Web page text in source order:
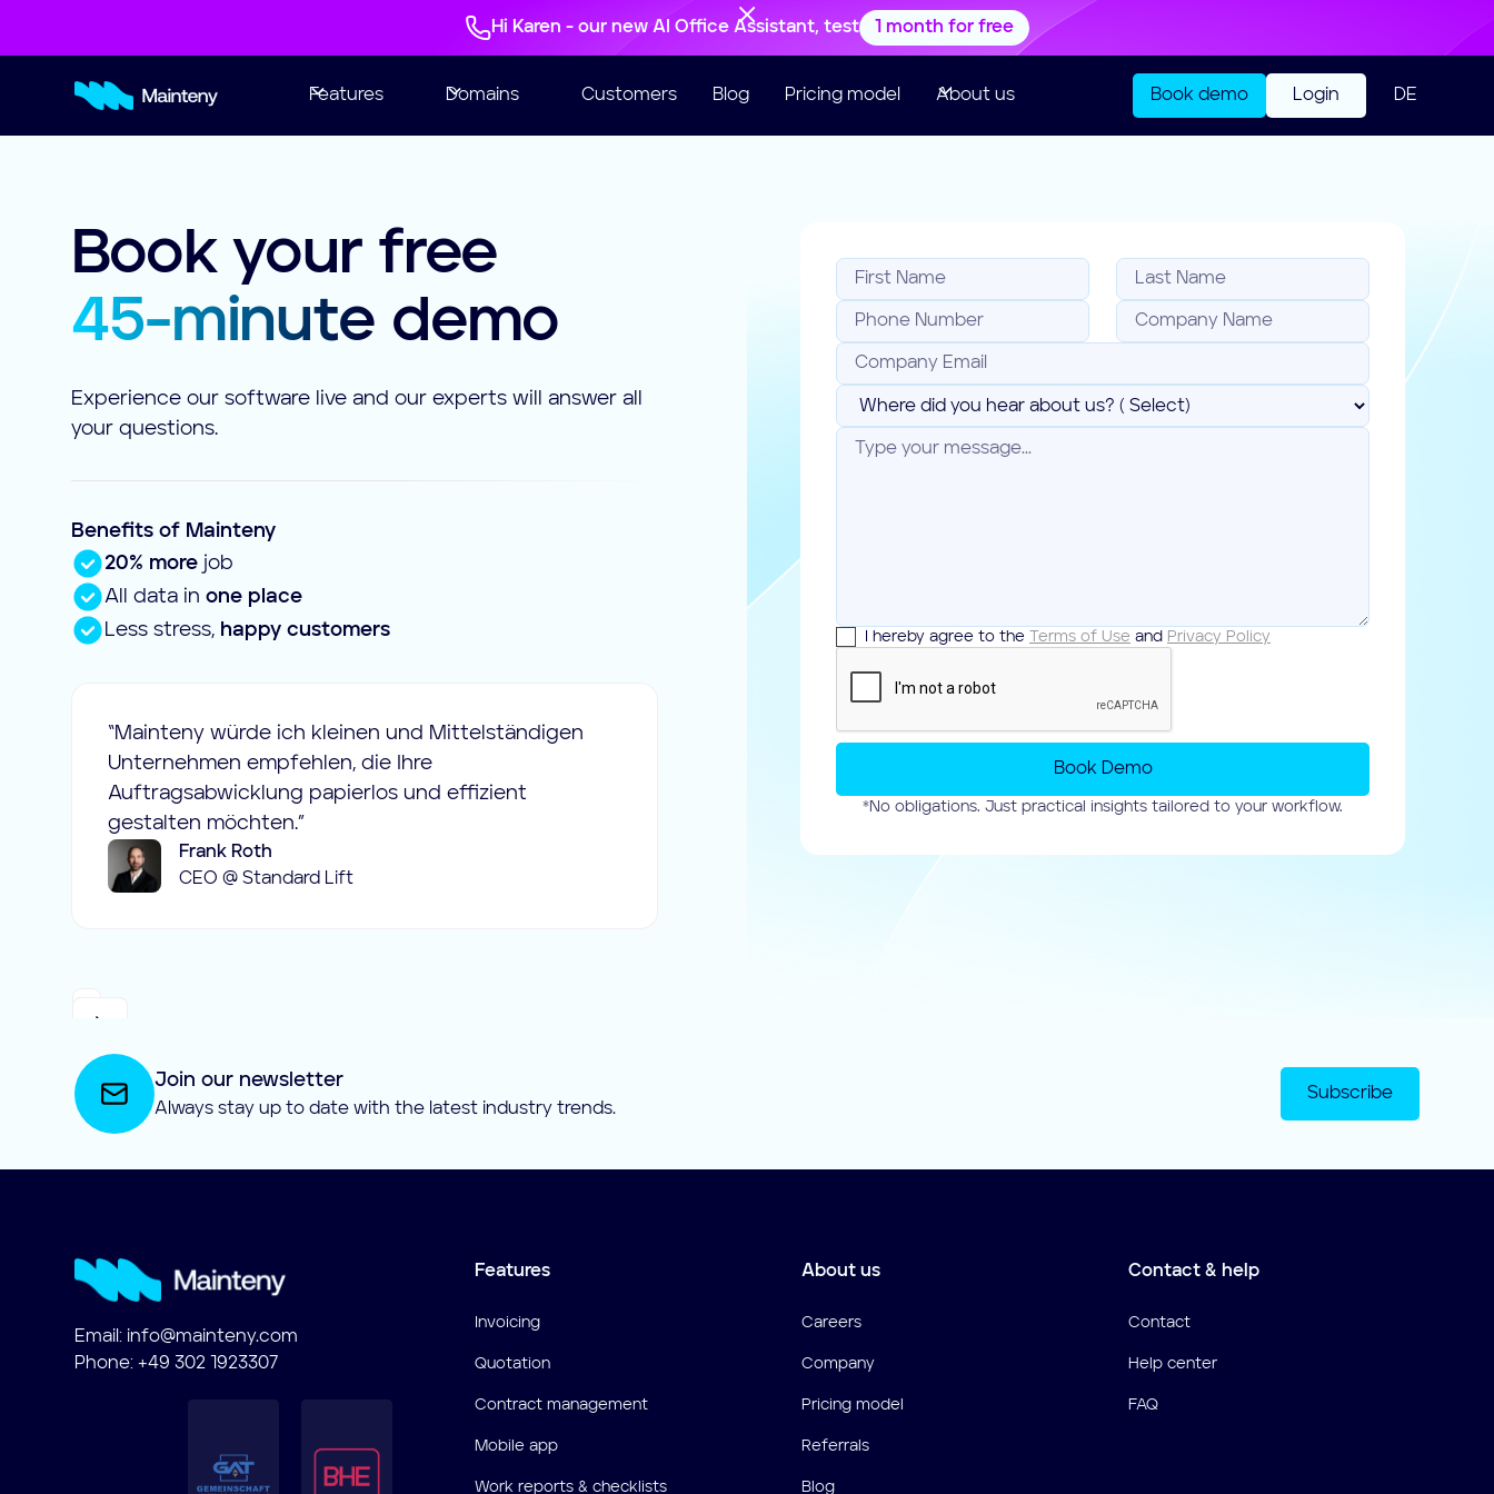
Hi Karen - our new AI Office Assistant, test 1 month for free
Features Domains Customers Blog Pricing model About us Book demo Login DE
Book your free
45-minute demo
Experience our software live and our experts will answer all
your questions.
Benefits of Mainteny
20% more job
All data in one place
Less stress, happy customers
“Mainteny würde ich kleinen und Mittelständigen
Unternehmen empfehlen, die Ihre
Auftragsabwicklung papierlos und effizient
gestalten möchten.”
Frank Roth
CEO @ Standard Lift
“Mainteny würde ich kleinen und Mittelständigen
Auftragsabwicklung papierlos und effizient
Frank Roth
Auftragsabwicklung
Frank Roth
I hereby agree to the Terms of Use and Privacy Policy
*No obligations. Just practical insights tailored to your workflow.
Join our newsletter
Always stay up to date with the latest industry trends.
Subscribe
Email: info@mainteny.com
Phone: +49 302 1923307
Features
Invoicing
Quotation
Contract management
Mobile app
Work reports & checklists
About us
Careers
Company
Pricing model
Referrals
Blog
Contact & help
Contact
Help center
FAQ